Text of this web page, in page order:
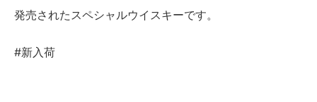
発売されたスペシャルウイスキーです。
#新入荷